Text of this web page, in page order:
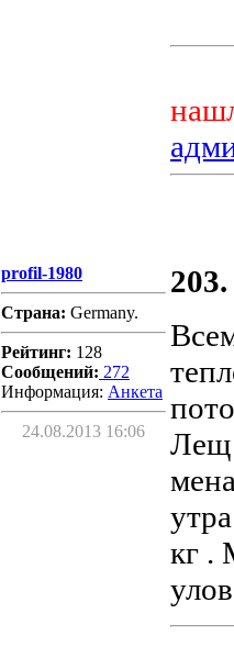
profil-1980
Страна: Germany.
Рейтинг: 128
Сообщений: 272
Информация: Aнкета
24.08.2013 16:06
203.
Лещ
кг .